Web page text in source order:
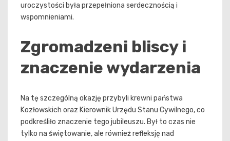
uroczystości była przepełniona serdecznością i
wspomnieniami.
Zgromadzeni bliscy i
znaczenie wydarzenia
Na tę szczególną okazję przybyli krewni państwa
Kozłowskich oraz Kierownik Urzędu Stanu Cywilnego, co
podkreśliło znaczenie tego jubileuszu. Był to czas nie
tylko na świętowanie, ale również refleksję nad